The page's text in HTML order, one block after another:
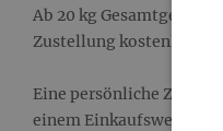
Ab 20 kg
Zustellung kostenlos bei
Eine persönliche
einem Einkaufswert von